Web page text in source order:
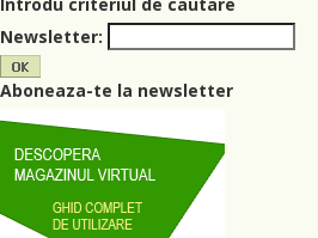
Newsletter:
Aboneaza-te la newsletter